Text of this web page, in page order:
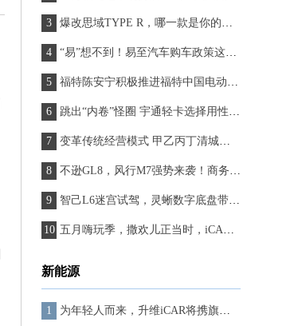
爆改思域TYPE R，哪一款是你的心头爱？
“易”想不到！易至汽车购车政策这么猛？
福特陈安宁积极推进福特中国电动化战略，福特电马赫科技开启运营
跳出“内卷”怪圈 宇通轻卡选择用性能真切提升客户运营能力
变革传统经营模式 甲乙丙丁清城区汽配服务站开业啦！
不逊GL8，风行M7强势来袭！商务人士的新宠，尽显尊贵与实力！
智己L6迷宫试驾，灵蜥数字底盘带你玩转城市道路
五月嗨玩季，撒欢儿正当时，iCAR 03带你解锁“放浪”一夏的正确姿势
新能源
为年轻人而来，升维iCAR将携旗下全系车型亮相